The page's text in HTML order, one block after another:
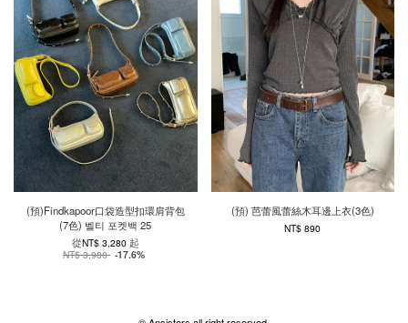
(預)Findkapoor口袋造型扣環肩背包
(7色) 벨티 포켓백 25
從NT$ 3,280 起
NT$ 3,980 -17.6%
(預) 芭蕾風蕾絲木耳邊上衣(3色)
NT$ 890